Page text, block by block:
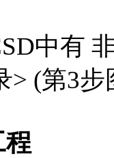
有 非
> (第3步
程